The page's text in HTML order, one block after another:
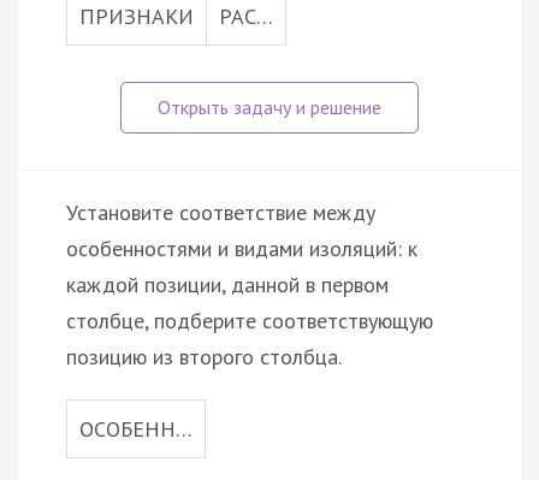
ПРИЗНАКИ РАС…
Установите соответствие между
особенностями и видами изоляций: к
каждой позиции, данной в первом
столбце, подберите соответствующую
позицию из второго столбца.
ОСОБЕНН…